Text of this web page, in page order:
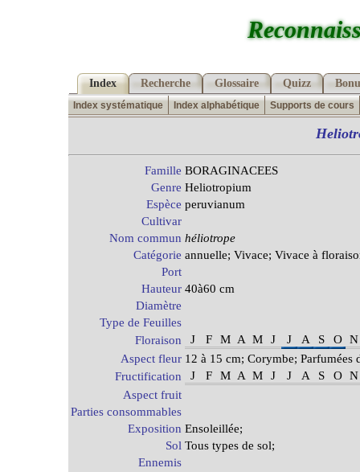
Index Recherche Glossaire Quizz
Index systématique Index alphabétique Supports de cours
Famille BORAGINACEES
Genre Heliotropium
Espèce peruvianum
Cultivar
Nom commun héliotrope
Catégorie annuelle; Vivace; Vivace à
Port
Hauteur 40à60 cm
Diamètre
Type de Feuilles
Floraison
J F M A M J J A S O N
Aspect fleur 12 à 15 cm; Corymbe; Parfumées
Fructification
J F M A M J J A S O N
Aspect fruit
Parties consommables
Exposition Ensoleillée;
Sol Tous types de sol;
Ennemis